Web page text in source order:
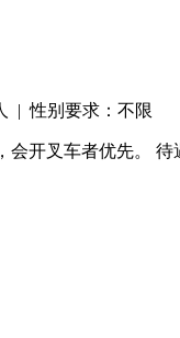
| 性别要求：不限
开叉车者优先。